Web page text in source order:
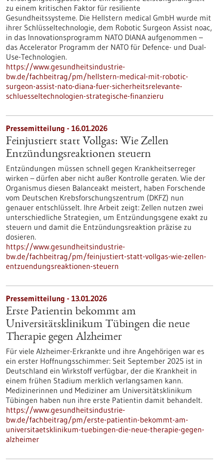
zu einem kritischen Faktor für resiliente
Gesundheitssysteme. Die Hellstern medical GmbH wurde mit
ihrer Schlüsseltechnologie, dem Robotic Surgeon Assist noac,
in das Innovationsprogramm NATO DIANA aufgenommen –
das Accelerator Programm der NATO für Defence- und Dual-
Use-Technologien.
https://www.gesundheitsindustrie-
bw.de/fachbeitrag/pm/hellstern-medical-mit-robotic-
surgeon-assist-nato-diana-fuer-sicherheitsrelevante-
schluesseltechnologien-strategische-finanzieru
Pressemitteilung - 16.01.2026
Feinjustiert statt Vollgas: Wie Zellen
Entzündungsreaktionen steuern
Entzündungen müssen schnell gegen Krankheitserreger
wirken – dürfen aber nicht außer Kontrolle geraten. Wie der
Organismus diesen Balanceakt meistert, haben Forschende
vom Deutschen Krebsforschungszentrum (DKFZ) nun
genauer entschlüsselt. Ihre Arbeit zeigt: Zellen nutzen zwei
unterschiedliche Strategien, um Entzündungsgene exakt zu
steuern und damit die Entzündungsreaktion präzise zu
dosieren.
https://www.gesundheitsindustrie-
bw.de/fachbeitrag/pm/feinjustiert-statt-vollgas-wie-zellen-
entzuendungsreaktionen-steuern
Pressemitteilung - 13.01.2026
Erste Patientin bekommt am
Universitätsklinikum Tübingen die neue
Therapie gegen Alzheimer
Für viele Alzheimer-Erkrankte und ihre Angehörigen war es
ein erster Hoffnungsschimmer: Seit September 2025 ist in
Deutschland ein Wirkstoff verfügbar, der die Krankheit in
einem frühen Stadium merklich verlangsamen kann.
Medizinerinnen und Mediziner am Universitätsklinikum
Tübingen haben nun ihre erste Patientin damit behandelt.
https://www.gesundheitsindustrie-
bw.de/fachbeitrag/pm/erste-patientin-bekommt-am-
universitaetsklinikum-tuebingen-die-neue-therapie-gegen-
alzheimer